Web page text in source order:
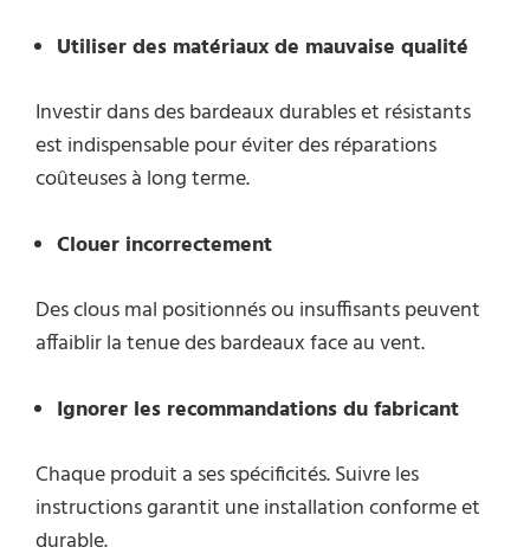
Utiliser des matériaux de mauvaise qualité
Investir dans des bardeaux durables et résistants
est indispensable pour éviter des réparations
coûteuses à long terme.
Clouer incorrectement
Des clous mal positionnés ou insuffisants peuvent
affaiblir la tenue des bardeaux face au vent.
Ignorer les recommandations du fabricant
Chaque produit a ses spécificités. Suivre les
instructions garantit une installation conforme et
durable.